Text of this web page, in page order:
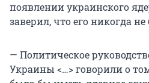
появлении украинского
заверил, что его никогда не
— Политическое
Украины <…> говорили о